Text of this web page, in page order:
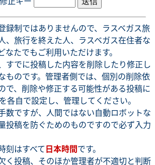
録制ではありませんので、ラスベガス旅
、旅行を終えた人、ラスベガス在住者な
なたでもご利用いただけます。
すでに投稿した内容を削除したり修正し
ものです。管理者側では、個別の削除依
で、削除や修正する可能性がある投稿に
各自で設定し、管理してください。
数ですが、人間ではない自動ロボットな
投稿を防ぐためのものですので必ず入力
刻はすべて日本時間です。
く投稿、そのほか管理者が不適切と判断